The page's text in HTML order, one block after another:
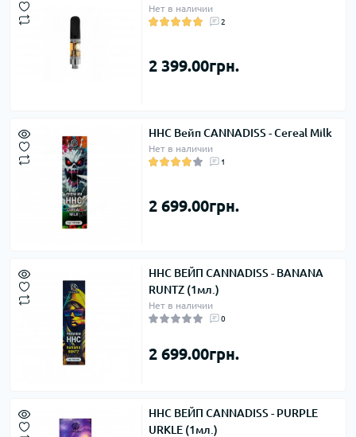
Нет в наличии
2
2 399.00грн.
HHC Вейп CANNADISS - Cereal Milk
Нет в наличии
1
2 699.00грн.
ННС ВЕЙП CANNADISS - BANANA
RUNTZ (1мл.)
Нет в наличии
0
2 699.00грн.
ННС ВЕЙП CANNADISS - PURPLE
URKLE (1мл.)